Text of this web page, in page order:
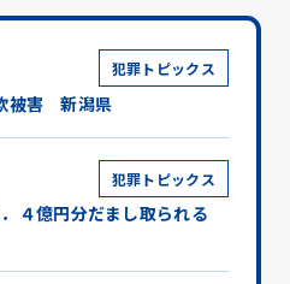
犯罪トピックス
被害 新潟県
犯罪トピックス
４億円分だまし取られる